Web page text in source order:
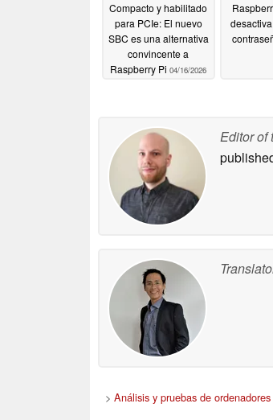
Compacto y habilitado
para PCIe: El nuevo
SBC es una alternativa
convincente a
Raspberry Pi 04/16/2026
Editor of
> Análisis y pruebas de